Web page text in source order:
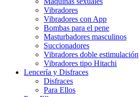
Vibradores
Vibradores con App
Bombas para el pene
Masturbadores masculinos
Succionadores
Vibradores doble estimulación
Vibradores tipo Hitachi
Lencería y Disfraces
Disfraces
Para Ellos